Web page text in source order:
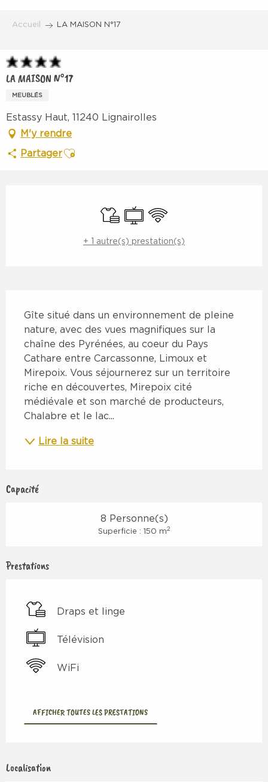
Accueil LA MAISON N°17
LA MAISON N°17
MEUBLÉS
Estassy Haut, 11240 Lignairolles
M'y rendre
PartagerAjouter aux favoris
Draps et linge
Télévision
WiFi
+ 1 autre(s) prestation(s)
Gîte situé dans un environnement de pleine
nature, avec des vues magnifiques sur la
chaîne des Pyrénées, au coeur du Pays
Cathare entre Carcassonne, Limoux et
Mirepoix. Vous séjournerez sur un territoire
riche en découvertes, Mirepoix cité
médiévale et son marché de producteurs,
Chalabre et le lac...
Lire la suite
Capacité
8 Personne(s)
Superficie : 150 m2
Prestations
Draps et linge
Télévision
WiFi
AFFICHER TOUTES LES PRESTATIONS
Localisation